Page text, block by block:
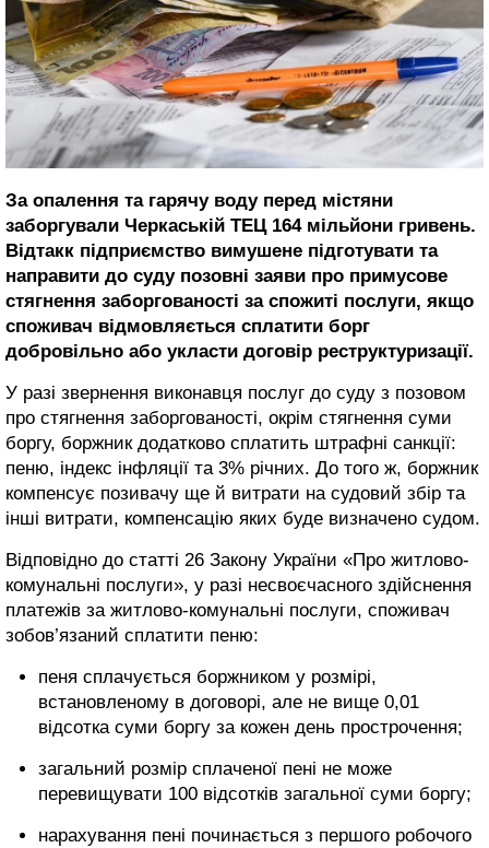
За опалення та гарячу воду перед містяни
заборгували Черкаській ТЕЦ 164 мільйони гривень.
Відтакк підприємство вимушене підготувати та
направити до суду позовні заяви про примусове
стягнення заборгованості за спожиті послуги, якщо
споживач відмовляється сплатити борг
добровільно або укласти договір реструктуризації.
У разі звернення виконавця послуг до суду з позовом
про стягнення заборгованості, окрім стягнення суми
боргу, боржник додатково сплатить штрафні санкції:
пеню, індекс інфляції та 3% річних. До того ж, боржник
компенсує позивачу ще й витрати на судовий збір та
інші витрати, компенсацію яких буде визначено судом.
Відповідно до статті 26 Закону України «Про житлово-
комунальні послуги», у разі несвоєчасного здійснення
платежів за житлово-комунальні послуги, споживач
зобов’язаний сплатити пеню:
пеня сплачується боржником у розмірі,
встановленому в договорі, але не вище 0,01
відсотка суми боргу за кожен день прострочення;
загальний розмір сплаченої пені не може
перевищувати 100 відсотків загальної суми боргу;
нарахування пені починається з першого робочого